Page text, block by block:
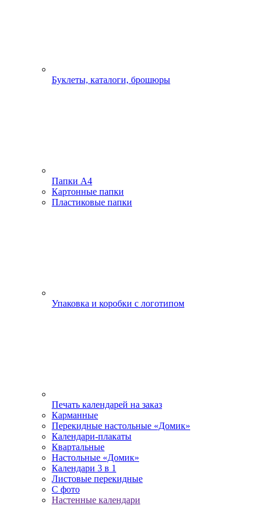
Буклеты, каталоги, брошюры
Папки А4
Картонные папки
Пластиковые папки
Упаковка и коробки с логотипом
Печать календарей на заказ
Карманные
Перекидные настольные «Домик»
Календари-плакаты
Квартальные
Настольные «Домик»
Календари 3 в 1
Листовые перекидные
С фото
Настенные календари